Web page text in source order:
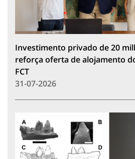
Investimento privado de 20
reforça oferta de alojamento
FCT
31-07-2026